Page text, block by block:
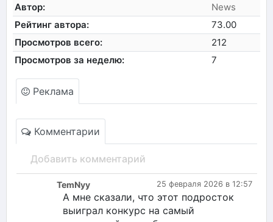
Автор:
News
Рейтинг автора:
73.00
Просмотров всего:
212
Просмотров за неделю:
7
Реклама
Комментарии
Добавить комментарий
25 февраля 2026 в 12:57
TemNyy
А мне сказали, что этот подросток
выиграл конкурс на самый